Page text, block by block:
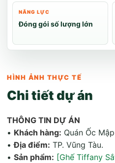
NĂNG LỰC
Đóng gói số lượng lớn
HÌNH ẢNH THỰC TẾ
Chi tiết dự án
THÔNG TIN DỰ ÁN
• Khách hàng: Quán Ốc
•Địa điểm: TP. Vũng Tàu.
• Sản phẩm: [Ghế Tiffany